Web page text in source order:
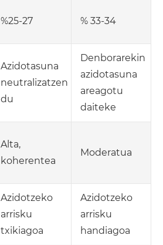
%25-27 % 33-34
Azidotasuna
neutralizatzen
du
Denborarekin
azidotasuna
areagotu
daiteke
Alta,
koherentea
Moderatua
Azidotzeko
arrisku
txikiagoa
Azidotzeko
arrisku
handiagoa